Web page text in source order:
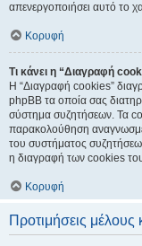
απενεργοποιήσει αυτό το
Κορυφή
Τι κάνει η “Διαγραφή
Η “Διαγραφή cookies”
phpBB τα οποία σας
σύστημα συζητήσεων. Τα
παρακολούθηση
του συστήματος
η διαγραφή των cookies
Κορυφή
Προτιμήσεις μέλους